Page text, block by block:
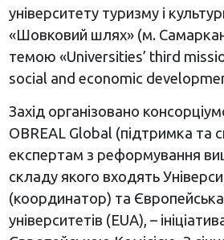
університету туризму і
«Шовковий шлях» (м.
темою «Universities’ third
social and economic
Захід організовано
OBREAL Global (підтримка та
експертам з реформування
складу якого входять
(координатор) та Європейська
університетів (EUA), –